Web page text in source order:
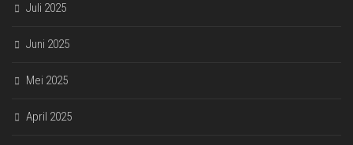
Juli 2025
Juni 2025
Mei 2025
April 2025